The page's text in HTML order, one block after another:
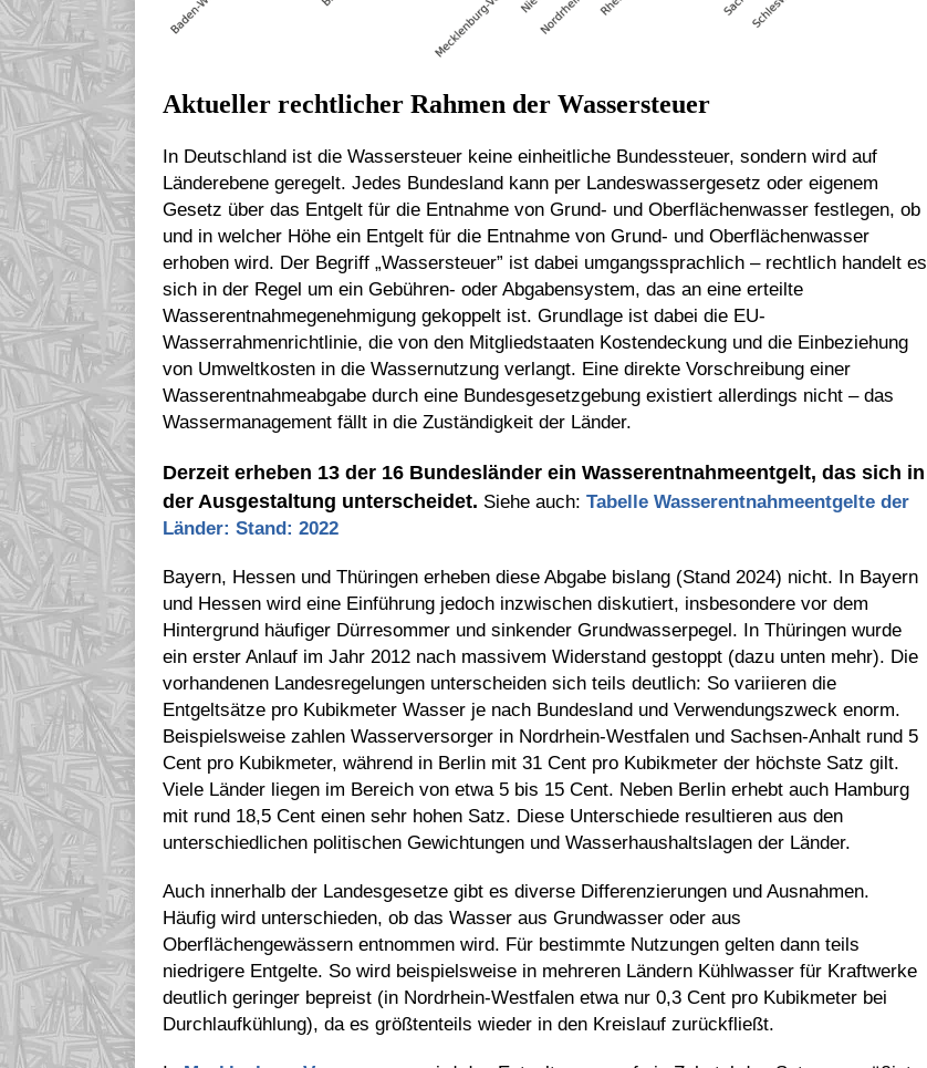
Aktueller rechtlicher Rahmen der Wassersteuer
In Deutschland ist die Wassersteuer keine einheitliche Bundessteuer, sondern wird auf
Länderebene geregelt. Jedes Bundesland kann per Landeswassergesetz oder eigenem
Gesetz über das Entgelt für die Entnahme von Grund- und Oberflächenwasser festlegen, ob
und in welcher Höhe ein Entgelt für die Entnahme von Grund- und Oberflächenwasser
erhoben wird. Der Begriff „Wassersteuer” ist dabei umgangssprachlich – rechtlich handelt es
sich in der Regel um ein Gebühren- oder Abgabensystem, das an eine erteilte
Wasserentnahmegenehmigung gekoppelt ist. Grundlage ist dabei die EU-
Wasserrahmenrichtlinie, die von den Mitgliedstaaten Kostendeckung und die Einbeziehung
von Umweltkosten in die Wassernutzung verlangt. Eine direkte Vorschreibung einer
Wasserentnahmeabgabe durch eine Bundesgesetzgebung existiert allerdings nicht – das
Wassermanagement fällt in die Zuständigkeit der Länder.
Derzeit erheben 13 der 16 Bundesländer ein Wasserentnahmeentgelt, das sich in
der Ausgestaltung unterscheidet. Siehe auch: Tabelle Wasserentnahmeentgelte der
Länder: Stand: 2022
Bayern, Hessen und Thüringen erheben diese Abgabe bislang (Stand 2024) nicht. In Bayern
und Hessen wird eine Einführung jedoch inzwischen diskutiert, insbesondere vor dem
Hintergrund häufiger Dürresommer und sinkender Grundwasserpegel. In Thüringen wurde
ein erster Anlauf im Jahr 2012 nach massivem Widerstand gestoppt (dazu unten mehr). Die
vorhandenen Landesregelungen unterscheiden sich teils deutlich: So variieren die
Entgeltsätze pro Kubikmeter Wasser je nach Bundesland und Verwendungszweck enorm.
Beispielsweise zahlen Wasserversorger in Nordrhein-Westfalen und Sachsen-Anhalt rund 5
Cent pro Kubikmeter, während in Berlin mit 31 Cent pro Kubikmeter der höchste Satz gilt.
Viele Länder liegen im Bereich von etwa 5 bis 15 Cent. Neben Berlin erhebt auch Hamburg
mit rund 18,5 Cent einen sehr hohen Satz. Diese Unterschiede resultieren aus den
unterschiedlichen politischen Gewichtungen und Wasserhaushaltslagen der Länder.
Auch innerhalb der Landesgesetze gibt es diverse Differenzierungen und Ausnahmen.
Häufig wird unterschieden, ob das Wasser aus Grundwasser oder aus
Oberflächengewässern entnommen wird. Für bestimmte Nutzungen gelten dann teils
niedrigere Entgelte. So wird beispielsweise in mehreren Ländern Kühlwasser für Kraftwerke
deutlich geringer bepreist (in Nordrhein-Westfalen etwa nur 0,3 Cent pro Kubikmeter bei
Durchlaufkühlung), da es größtenteils wieder in den Kreislauf zurückfließt.